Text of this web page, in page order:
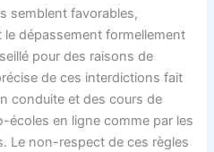
semblent favorables,
dépassement formellement
pour des raisons de
de ces interdictions fait
conduite et des cours de
écoles en ligne comme par les
Le non-respect de ces règles